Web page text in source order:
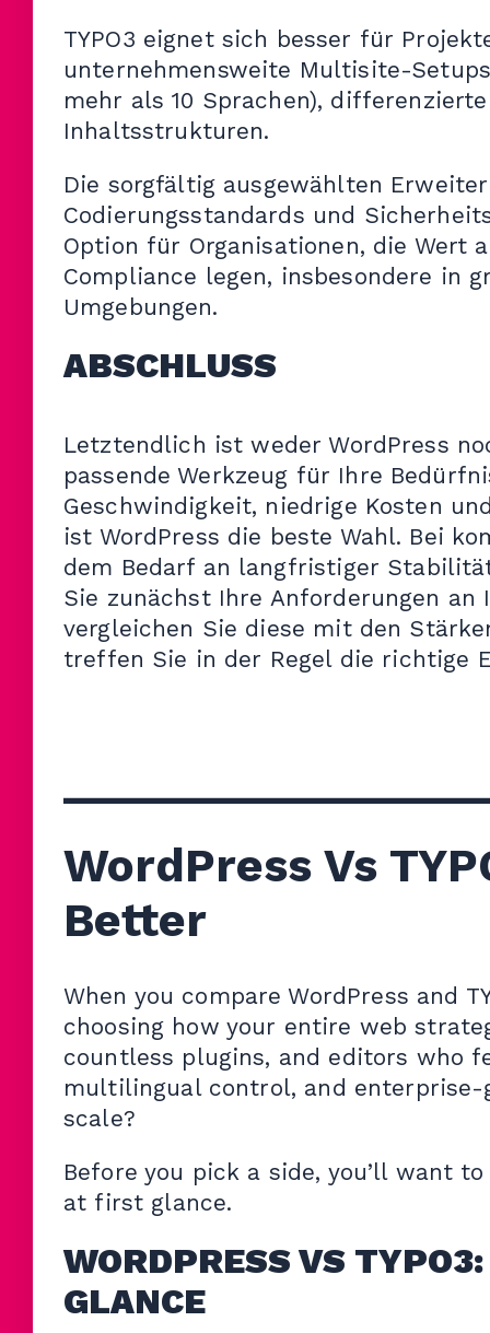
TYPO3 eignet sich besser für
unternehmensweite Multisite-
mehr als 10 Sprachen),
Inhaltsstrukturen.
Die sorgfältig ausgewählten
Codierungsstandards und
Option für Organisationen, die Wert
Compliance legen, insbesondere in
Umgebungen.
ABSCHLUSS
Letztendlich ist weder WordPress
passende Werkzeug für Ihre
Geschwindigkeit, niedrige Kosten
ist WordPress die beste Wahl. Bei
dem Bedarf an langfristiger
Sie zunächst Ihre Anforderungen an
vergleichen Sie diese mit den
treffen Sie in der Regel die richtige
WordPress Vs
Better
When you compare WordPress and
choosing how your entire web
countless plugins, and editors who
multilingual control, and
scale?
Before you pick a side, you’ll want
at first glance.
WORDPRESS VS
GLANCE